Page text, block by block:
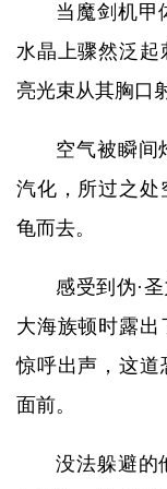
当魔剑机甲
水晶上骤然泛起
亮光束从其胸口
空气被瞬间
汽化，所过之处
龟而去。
感受到伪·
大海族顿时露出
惊呼出声，这道
面前。
没法躲避的